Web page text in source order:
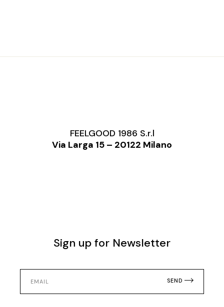
FEELGOOD 1986 S.r.l
Via Larga 15 – 20122 Milano
Sign up for Newsletter
SEND